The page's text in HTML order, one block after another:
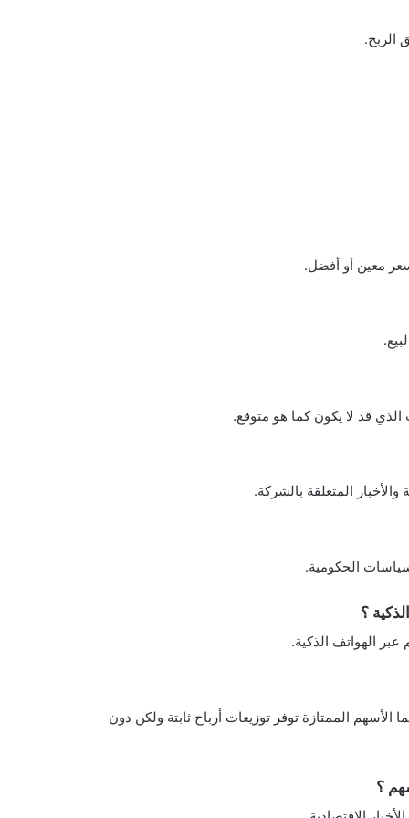
الربح.
معين أو أفضل.
قد لا يكون كما هو متوقع.
المتعلقة بالشركة.
الحكومية.
؟
الهواتف الذكية.
الأسهم الممتازة توفر توزيعات أرباح ثابتة ولكن دون
؟